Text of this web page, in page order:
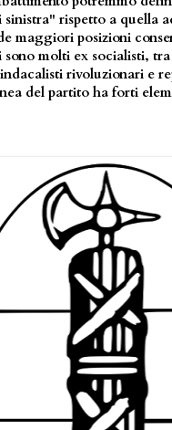
rispetto a quella
maggiori posizioni
molti ex socialisti,
rivoluzionari e
del partito ha forti